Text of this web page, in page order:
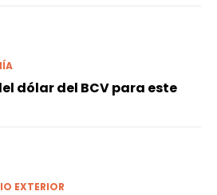
dólar del BCV para este
EXTERIOR